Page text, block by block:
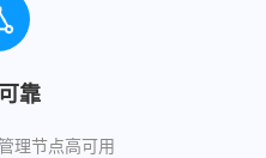
靠
理节点高可用